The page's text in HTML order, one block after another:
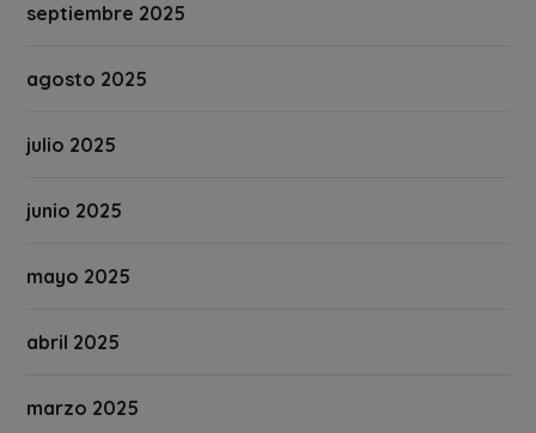
septiembre 2025
agosto 2025
julio 2025
junio 2025
mayo 2025
abril 2025
marzo 2025